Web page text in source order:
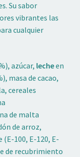
Su sabor
vibrantes las
cualquier
azúcar, lecheen
masa de cacao,
cereales
de malta
de arroz,
100, E-120, E-
de recubrimiento